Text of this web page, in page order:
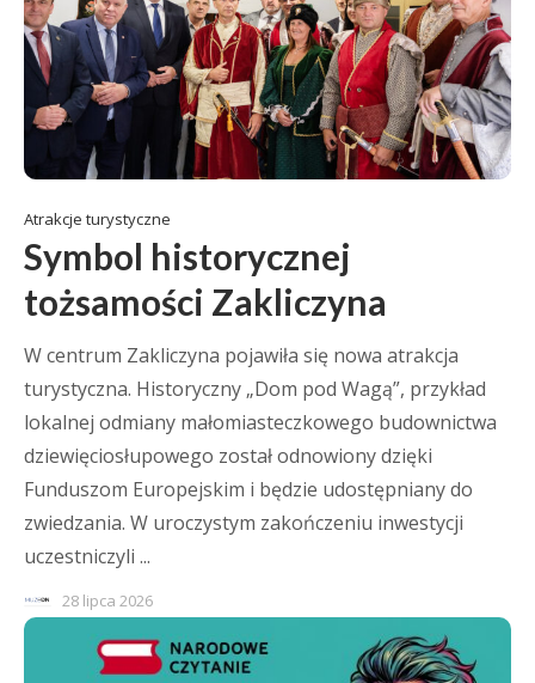
Atrakcje turystyczne
Symbol historycznej
tożsamości Zakliczyna
W centrum Zakliczyna pojawiła się nowa atrakcja
turystyczna. Historyczny „Dom pod Wagą”, przykład
lokalnej odmiany małomiasteczkowego budownictwa
dziewięciosłupowego został odnowiony dzięki
Funduszom Europejskim i będzie udostępniany do
zwiedzania. W uroczystym zakończeniu inwestycji
uczestniczyli ...
28 lipca 2026